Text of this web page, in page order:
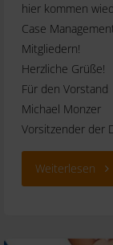
hier kommen
Case
Mitgliedern!
Herzliche Grüße!
Für den Vorstand
Michael Monzer
Vorsitzender der
Weiterlesen